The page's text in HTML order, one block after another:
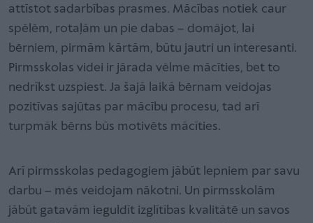
attīstot sadarbības prasmes. Mācības notiek caur
spēlēm, rotaļām un pie dabas – domājot, lai
bērniem, pirmām kārtām, būtu jautri un interesanti.
Pirmsskolas videi ir jārada vēlme mācīties, bet to
nedrīkst uzspiest. Ja šajā laikā bērnam veidojas
pozitīvas sajūtas par mācību procesu, tad arī
turpmāk bērns būs motivēts mācīties.
Arī pirmsskolas pedagogiem jābūt lepniem par savu
darbu – mēs veidojam nākotni. Un pirmsskolām
jābūt gatavām ieguldīt izglītības kvalitātē un savos